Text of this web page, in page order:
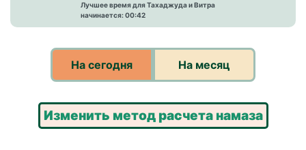
Лучшее время для Тахаджуда и Витра
начинается: 00:42
На сегодня На месяц
Изменить метод расчета намаза